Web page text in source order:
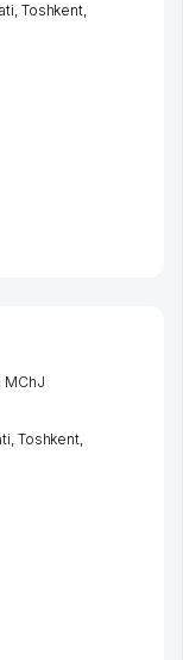
, Toshkent,
MChJ
, Toshkent,